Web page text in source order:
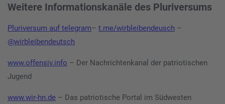
Weitere Informationskanäle des Pluriversums
Pluriversum auf telegram– t.me/wirbleibendeusch –
@wirbleibendeutsch
www.offensiv.info – Der Nachrichtenkanal der patriotischen
Jugend
www.wir-hn.de – Das patriotische Portal im Südwesten